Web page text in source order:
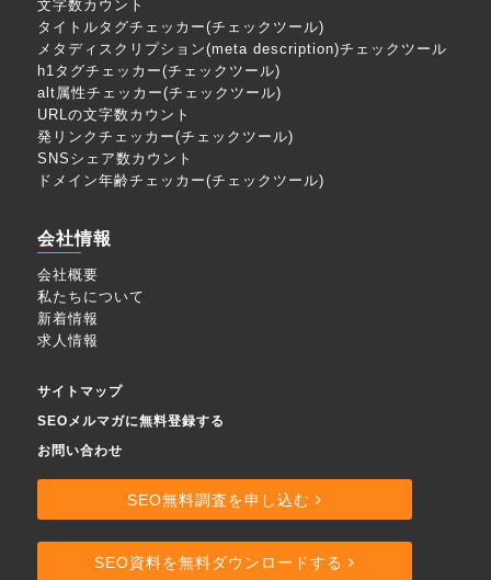
文字数カウント
タイトルタグチェッカー(チェックツール)
メタディスクリプション(meta description)チェックツール
h1タグチェッカー(チェックツール)
alt属性チェッカー(チェックツール)
URLの文字数カウント
発リンクチェッカー(チェックツール)
SNSシェア数カウント
ドメイン年齢チェッカー(チェックツール)
会社情報
会社概要
私たちについて
新着情報
求人情報
サイトマップ
SEOメルマガに無料登録する
お問い合わせ
SEO無料調査を申し込む
SEO資料を無料ダウンロードする